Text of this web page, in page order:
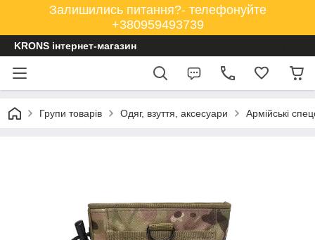
Залишились питання?- телефонуйте
+380959493739
KRONS інтернет-магазин
Групи товарів Одяг, взуття, аксесуари Армійські